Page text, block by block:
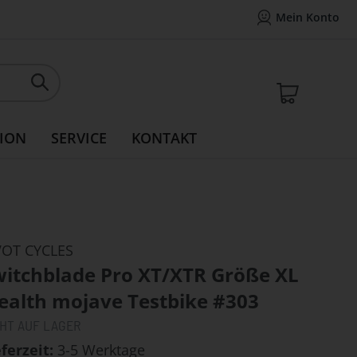
Mein Konto
Mein Konto
SERVICE KONTAKT
CYCLES
Pro XT/XTR Größe XL
mojave Testbike #303
3-5 Werktage